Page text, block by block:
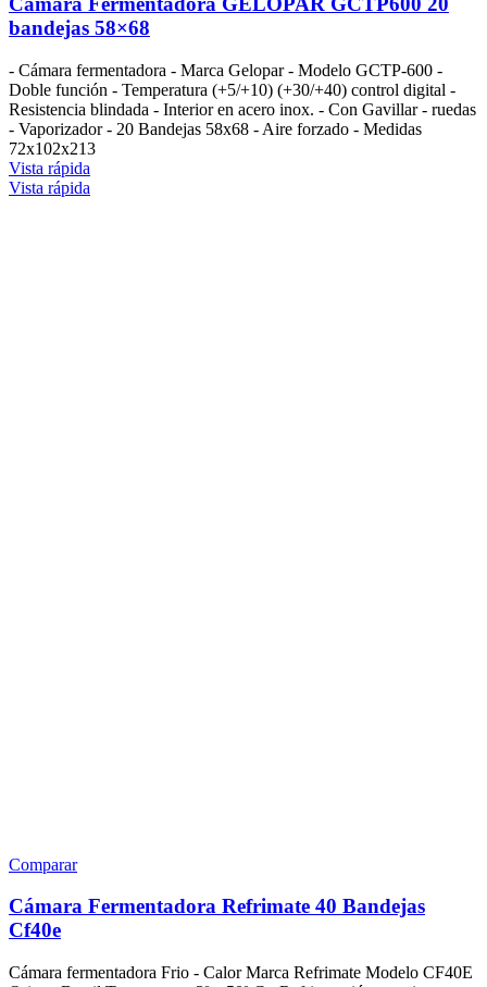
bandejas 58×68
- Cámara fermentadora - Marca Gelopar - Modelo GCTP-600 -
Doble función - Temperatura (+5/+10) (+30/+40) control digital -
Resistencia blindada - Interior en acero inox. - Con Gavillar - ruedas
- Vaporizador - 20 Bandejas 58x68 - Aire forzado - Medidas
72x102x213
Vista rápida
Vista rápida
Comparar
Cámara Fermentadora Refrimate 40 Bandejas
Cf40e
Cámara fermentadora Frio - Calor Marca Refrimate Modelo CF40E